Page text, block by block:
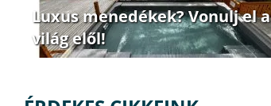
Luxus menedékek? Vonulj el a
világ elől!